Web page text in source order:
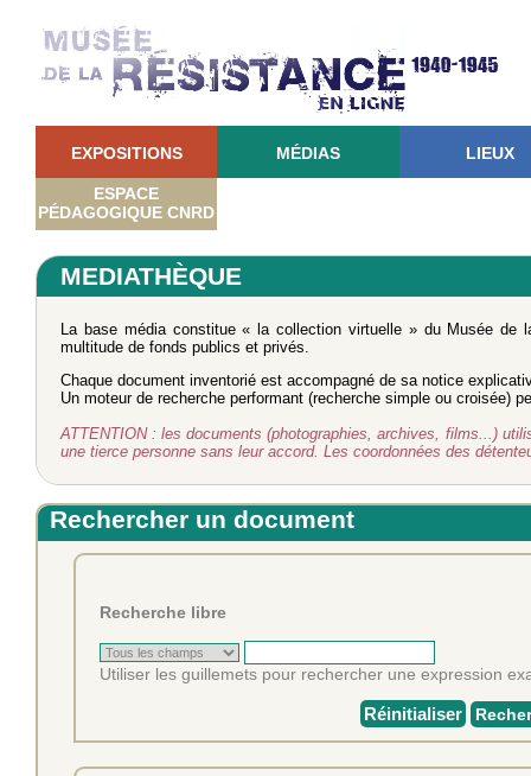
EXPOSITIONS MÉDIAS LIEUX
ESPACE
PÉDAGOGIQUE CNRD
MEDIATHÈQUE
La base média constitue « la collection virtuelle » du Musée
multitude de fonds publics et privés.
Chaque document inventorié est accompagné de sa notice
Un moteur de recherche performant (recherche simple ou croisée)
ATTENTION : les documents (photographies, archives, films...)
une tierce personne sans leur accord. Les coordonnées des
Rechercher un document
Recherche libre
Utiliser les guillemets pour rechercher une expression
Réinitialiser